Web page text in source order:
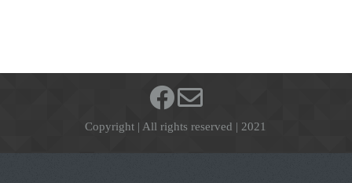
Copyright | All rights reserved | 2021